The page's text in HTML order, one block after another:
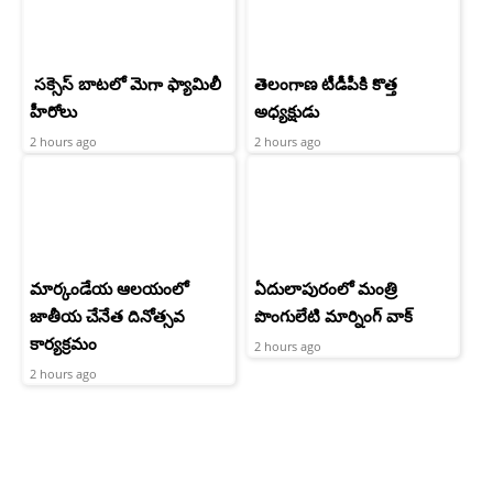
సక్సెస్ బాటలో మెగా ఫ్యామిలీ
హీరోలు
2 hours ago
తెలంగాణ టీడీపీకి కొత్త
అధ్యక్షుడు
2 hours ago
మార్కండేయ ఆలయంలో
జాతీయ చేనేత దినోత్సవ
కార్యక్రమం
2 hours ago
ఏదులాపురంలో మంత్రి
పొంగులేటి మార్నింగ్ వాక్
2 hours ago